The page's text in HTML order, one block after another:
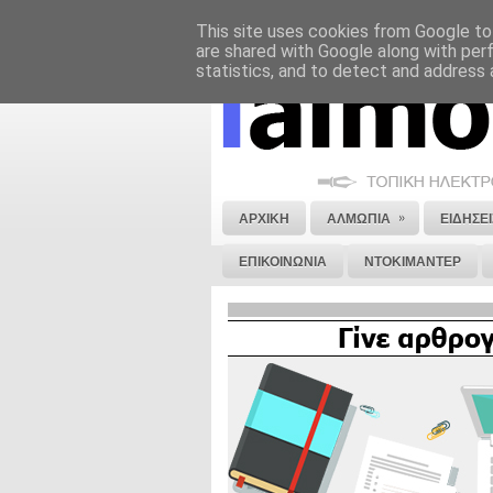
ΝΟΜΙΚΗ ΣΗΜΕΙΩΣΗ ΔΙΑΦΗΜΙΣΗ
ΑΡΧΙΚΗ ΑΛΜΩΠΙΑ »
ΕΠΙΚΟΙΝΩΝΙΑ ΝΤΟΚΙΜΑΝΤΕΡ
This site uses cookies from Google
are shared with Google along with
statistics, and to detect and address